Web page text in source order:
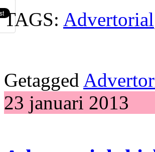
TAGS: Advertorial
Getagged
23 januari 2013